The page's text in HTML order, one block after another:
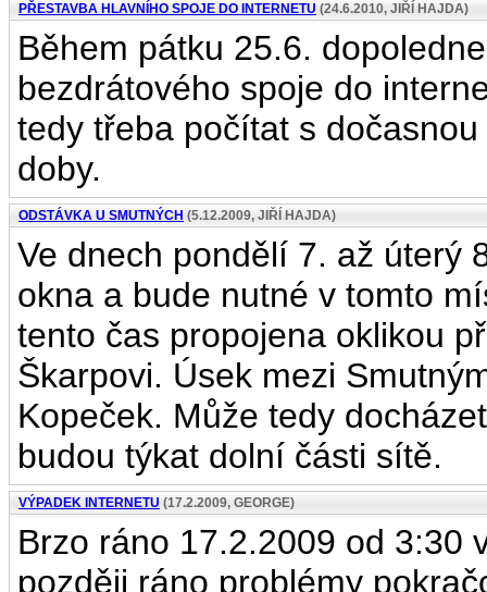
PŘESTAVBA HLAVNÍHO SPOJE DO INTERNETU (24.6.2010, JIŘÍ HAJDA)
Během pátku 25.6.
bezdrátového spoje do
tedy třeba počítat s
doby.
ODSTÁVKA U SMUTNÝCH (5.12.2009, JIŘÍ HAJDA)
Ve dnech pondělí 7. až úterý
okna a bude nutné v tomto
tento čas propojena oklikou
Škarpovi. Úsek mezi
Kopeček. Může tedy
budou týkat dolní části sítě.
VÝPADEK INTERNETU (17.2.2009, GEORGE)
Brzo ráno 17.2.2009 od 3:30
později ráno problémy